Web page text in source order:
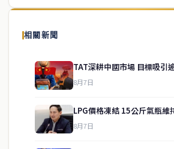
相關新聞
TAT深耕中國市場 目標吸引
8月7日
LPG價格凍結 15公斤氣瓶維
8月7日
泰國中文新聞（TCN）是一家總部設於曼谷的
供即時、客觀、多元的中文新聞內容。